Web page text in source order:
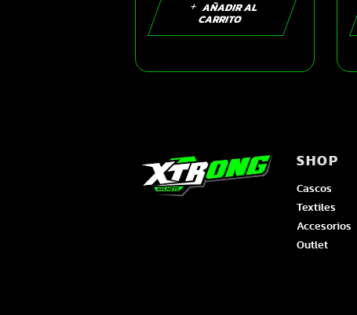
dorado L |
SKU17295
AÑADIR AL
CARRITO
SHOP
Cascos
Textiles
Accesorios
Outlet